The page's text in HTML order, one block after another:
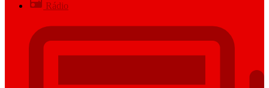
Rádio